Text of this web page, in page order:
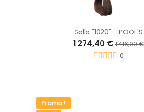
Selle "1020" - POOL'S
1 274,40 €1 416,00 €
0
Promo !